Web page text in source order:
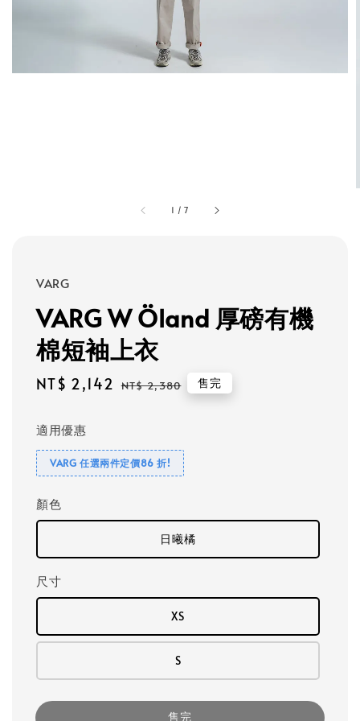
1 /7
VARG
VARG W Öland 厚磅有機
棉短袖上衣
Sale
NT$ 2,142 Regular
NT$ 2,380 售完
適用優惠
VARG 任選兩件定價86 折!
顏色
日曦橘
尺寸
XS
S
售完